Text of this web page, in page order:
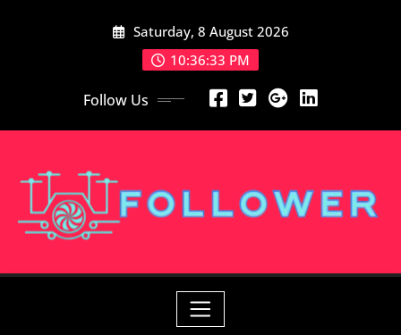
Saturday, 8 August 2026
10:36:34 PM
Follow Us